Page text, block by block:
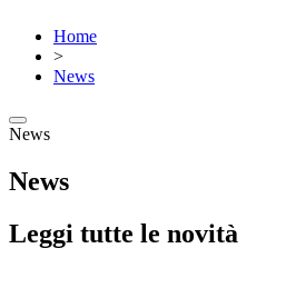
Home
>
News
News
News
Leggi tutte le novità